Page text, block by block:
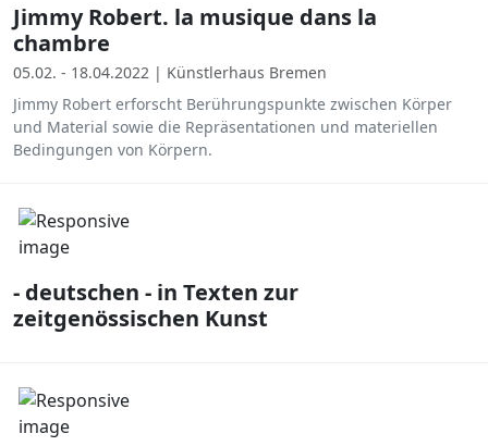
Jimmy Robert. la musique dans la
chambre
05.02. - 18.04.2022 | Künstlerhaus Bremen
Jimmy Robert erforscht Berührungspunkte zwischen Körper
und Material sowie die Repräsentationen und materiellen
Bedingungen von Körpern.
- deutschen - in Texten zur
zeitgenössischen Kunst